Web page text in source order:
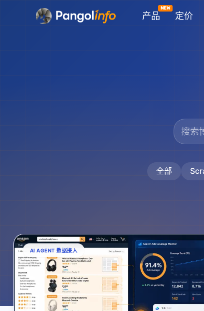
产品 定价
全部
AI AGENT 数据接入